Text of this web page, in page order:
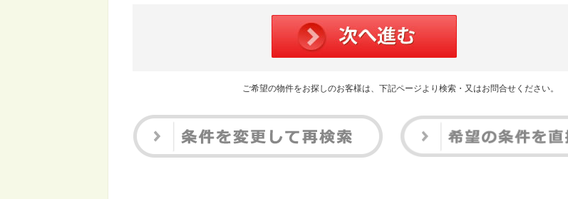
ご希望の物件をお探しのお客様は、下記ページより検索・又はお問合せください。